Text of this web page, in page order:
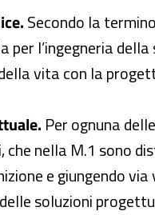
Secondo la
l’ingegneria
vita con la
Per ognuna
nella M.1 sono
e giungendo
soluzioni